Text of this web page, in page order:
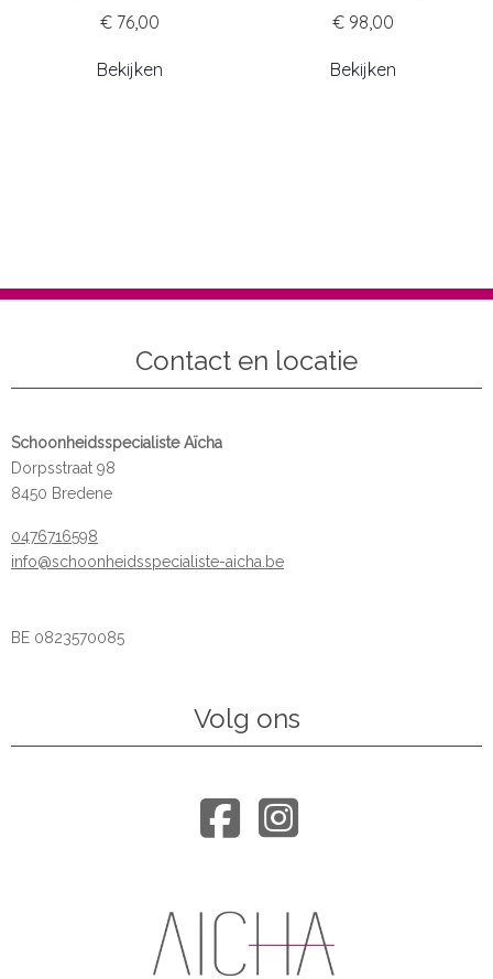
€ 76,00
Bekijken
€ 98,00
Bekijken
Contact en locatie
Schoonheidsspecialiste Aïcha
Dorpsstraat 98
8450 Bredene
0476716598
info@schoonheidsspecialiste-aicha.be
BE 0823570085
Volg ons